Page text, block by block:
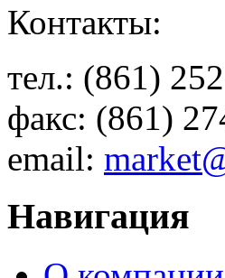
Контакты:
тел.: (861)
факс: (861)
email:
Навигация